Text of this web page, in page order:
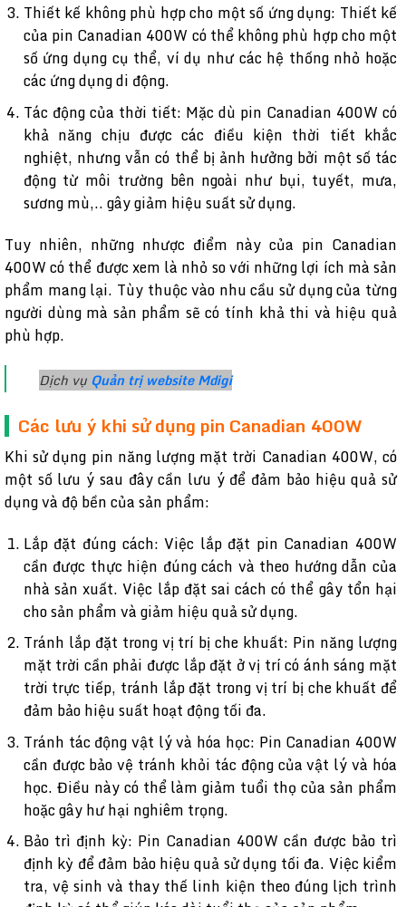
Thiết kế không phù hợp cho một số ứng dụng: Thiết kế
của pin Canadian 400W có thể không phù hợp cho một
số ứng dụng cụ thể, ví dụ như các hệ thống nhỏ hoặc
các ứng dụng di động.
Tác động của thời tiết: Mặc dù pin Canadian 400W có
khả năng chịu được các điều kiện thời tiết khắc
nghiệt, nhưng vẫn có thể bị ảnh hưởng bởi một số tác
động từ môi trường bên ngoài như bụi, tuyết, mưa,
sương mù,.. gây giảm hiệu suất sử dụng.
Tuy nhiên, những nhược điểm này của pin Canadian
400W có thể được xem là nhỏ so với những lợi ích mà sản
phẩm mang lại. Tùy thuộc vào nhu cầu sử dụng của từng
người dùng mà sản phẩm sẽ có tính khả thi và hiệu quả
phù hợp.
Dịch vụ Quản trị website Mdigi
Các lưu ý khi sử dụng pin Canadian 400W
Khi sử dụng pin năng lượng mặt trời Canadian 400W, có
một số lưu ý sau đây cần lưu ý để đảm bảo hiệu quả sử
dụng và độ bền của sản phẩm:
Lắp đặt đúng cách: Việc lắp đặt pin Canadian 400W
cần được thực hiện đúng cách và theo hướng dẫn của
nhà sản xuất. Việc lắp đặt sai cách có thể gây tổn hại
cho sản phẩm và giảm hiệu quả sử dụng.
Tránh lắp đặt trong vị trí bị che khuất: Pin năng lượng
mặt trời cần phải được lắp đặt ở vị trí có ánh sáng mặt
trời trực tiếp, tránh lắp đặt trong vị trí bị che khuất để
đảm bảo hiệu suất hoạt động tối đa.
Tránh tác động vật lý và hóa học: Pin Canadian 400W
cần được bảo vệ tránh khỏi tác động của vật lý và hóa
học. Điều này có thể làm giảm tuổi thọ của sản phẩm
hoặc gây hư hại nghiêm trọng.
Bảo trì định kỳ: Pin Canadian 400W cần được bảo trì
định kỳ để đảm bảo hiệu quả sử dụng tối đa. Việc kiểm
tra, vệ sinh và thay thế linh kiện theo đúng lịch trình